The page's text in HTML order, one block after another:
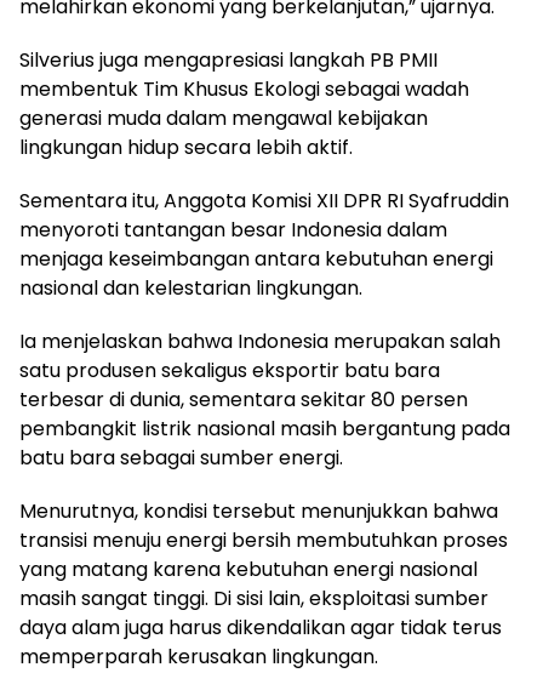
melahirkan ekonomi yang berkelanjutan,” ujarnya.
Silverius juga mengapresiasi langkah PB PMII
membentuk Tim Khusus Ekologi sebagai wadah
generasi muda dalam mengawal kebijakan
lingkungan hidup secara lebih aktif.
Sementara itu, Anggota Komisi XII DPR RI Syafruddin
menyoroti tantangan besar Indonesia dalam
menjaga keseimbangan antara kebutuhan energi
nasional dan kelestarian lingkungan.
Ia menjelaskan bahwa Indonesia merupakan salah
satu produsen sekaligus eksportir batu bara
terbesar di dunia, sementara sekitar 80 persen
pembangkit listrik nasional masih bergantung pada
batu bara sebagai sumber energi.
Menurutnya, kondisi tersebut menunjukkan bahwa
transisi menuju energi bersih membutuhkan proses
yang matang karena kebutuhan energi nasional
masih sangat tinggi. Di sisi lain, eksploitasi sumber
daya alam juga harus dikendalikan agar tidak terus
memperparah kerusakan lingkungan.